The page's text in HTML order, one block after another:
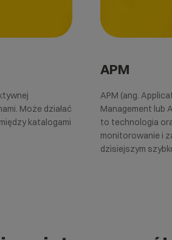
Może działać
katalogami
APM
APM (ang.
Management lub
to technologia
monitorowanie i
dzisiejszym